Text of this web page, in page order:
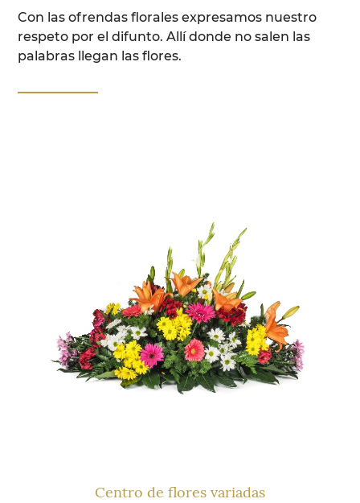
Con las ofrendas florales expresamos nuestro
respeto por el difunto. Allí donde no salen las
palabras llegan las flores.
Centro de flores variadas